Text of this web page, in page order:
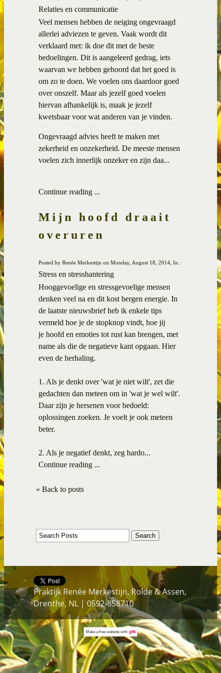
Relaties en communicatie
Veel mensen hebben de neiging ongevraagd
allerlei adviezen te geven. Vaak wordt dit
verklaard met: ik doe dit met de beste
bedoelingen. Dit is aangeleerd gedrag, iets
waarvan we hebben gehoord dat het goed is
om zo te doen. We voelen ons daardoor goed
over onszelf. Maar als jezelf goed voelen
hiervan afhankelijk is, maak je jezelf
kwetsbaar voor wat anderen van je vinden.
Ongevraagd advies heeft te maken met
zekerheid en onzekerheid. De meeste mensen
voelen zich innerlijk onzeker en zijn daa...
Continue reading ...
Mijn hoofd draait
overuren
Posted by Renée Merkestijn on Monday, August 18, 2014, In :
Stress en stresshantering
Hooggevoelige en stressgevoelige mensen
denken veel na en dit kost bergen energie. In
de laatste nieuwsbrief heb ik enkele tips
vermeld hoe je de stopknop vindt, hoe jij
je hoofd en emoties tot rust kan brengen, met
name als die de negatieve kant opgaan. Hier
even de herhaling.
1. Als je denkt over 'wat je niet wilt', zet die
gedachten dan meteen om in 'wat je wel wilt'.
Daar zijn je hersenen voor bedoeld:
oplossingen zoeken. Je voelt je ook meteen
beter.
2. Als je negatief denkt, zeg hardo...
Continue reading ...
« Back to posts
Praktijk Renée Merkestijn, Rolde & Assen,
Drenthe, NL | 0592-858710
Make a free websitewith